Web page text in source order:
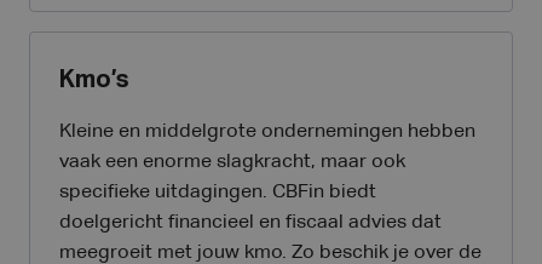
Kmo’s
Kleine en middelgrote ondernemingen hebben
vaak een enorme slagkracht, maar ook
specifieke uitdagingen. CBFin biedt
doelgericht financieel en fiscaal advies dat
meegroeit met jouw kmo. Zo beschik je over de